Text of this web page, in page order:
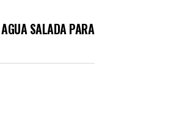
SALADA PARA